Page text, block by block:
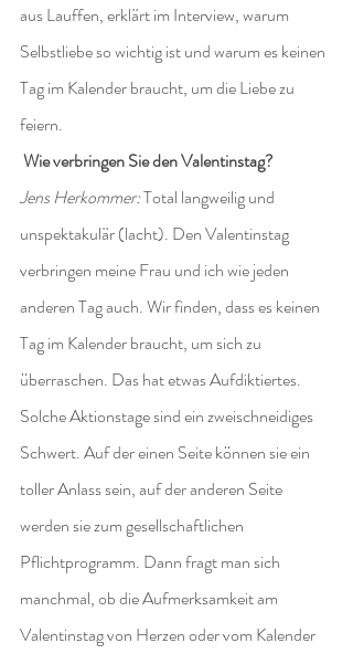
aus Lauffen, erklärt im Interview, warum
Selbstliebe so wichtig ist und warum es keinen
Tag im Kalender braucht, um die Liebe zu
feiern.
Wie verbringen Sie den Valentinstag?
Jens Herkommer: Total langweilig und
unspektakulär (lacht). Den Valentinstag
verbringen meine Frau und ich wie jeden
anderen Tag auch. Wir finden, dass es keinen
Tag im Kalender braucht, um sich zu
überraschen. Das hat etwas Aufdiktiertes.
Solche Aktionstage sind ein zweischneidiges
Schwert. Auf der einen Seite können sie ein
toller Anlass sein, auf der anderen Seite
werden sie zum gesellschaftlichen
Pflichtprogramm. Dann fragt man sich
manchmal, ob die Aufmerksamkeit am
Valentinstag von Herzen oder vom Kalender